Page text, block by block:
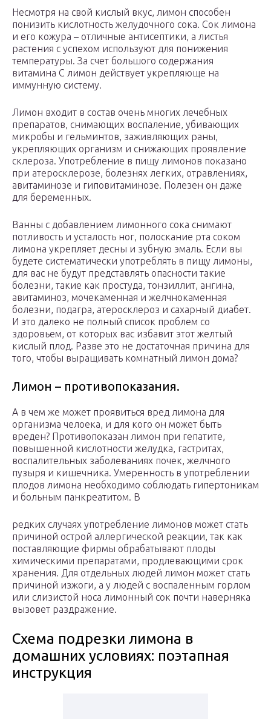
Несмотря на свой кислый вкус, лимон способен
понизить кислотность желудочного сока. Сок лимона
и его кожура – отличные антисептики, а листья
растения с успехом используют для понижения
температуры. За счет большого содержания
витамина C лимон действует укрепляюще на
иммунную систему.
Лимон входит в состав очень многих лечебных
препаратов, снимающих воспаление, убивающих
микробы и гельминтов, заживляющих раны,
укрепляющих организм и снижающих проявление
склероза. Употребление в пищу лимонов показано
при атеросклерозе, болезнях легких, отравлениях,
авитаминозе и гиповитаминозе. Полезен он даже
для беременных.
Ванны с добавлением лимонного сока снимают
потливость и усталость ног, полоскание рта соком
лимона укрепляет десны и зубную эмаль. Если вы
будете систематически употреблять в пищу лимоны,
для вас не будут представлять опасности такие
болезни, такие как простуда, тонзиллит, ангина,
авитаминоз, мочекаменная и желчнокаменная
болезни, подагра, атеросклероз и сахарный диабет.
И это далеко не полный список проблем со
здоровьем, от которых вас избавит этот желтый
кислый плод. Разве это не достаточная причина для
того, чтобы выращивать комнатный лимон дома?
Лимон – противопоказания.
А в чем же может проявиться вред лимона для
организма челоека, и для кого он может быть
вреден? Противопоказан лимон при гепатите,
повышенной кислотности желудка, гастритах,
воспалительных заболеваниях почек, желчного
пузыря и кишечника. Умеренность в употреблении
плодов лимона необходимо соблюдать гипертоникам
и больным панкреатитом. В
редких случаях употребление лимонов может стать
причиной острой аллергической реакции, так как
поставляющие фирмы обрабатывают плоды
химическими препаратами, продлевающими срок
хранения. Для отдельных людей лимон может стать
причиной изжоги, а у людей с воспаленным горлом
или слизистой носа лимонный сок почти наверняка
вызовет раздражение.
Схема подрезки лимона в
домашних условиях: поэтапная
инструкция